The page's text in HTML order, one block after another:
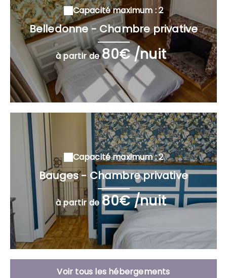
Capacité maximum : 2
Belledonne - Chambre privative
à partir de80€ /nuit
Capacité maximum : 2
Bauges - Chambre privative
à partir de 80€ /nuit
Voir tous les hébergements